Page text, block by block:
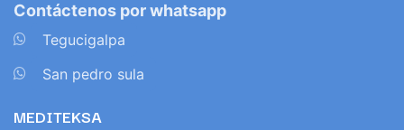
Contáctenos por whatsapp
Tegucigalpa
San pedro sula
MEDITEKSA